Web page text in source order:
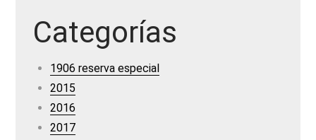
Categorías
1906 reserva especial
2015
2016
2017